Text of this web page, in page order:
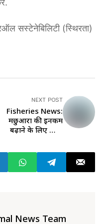
सस्टेनेबिलिटी (स्थिरता)
NEXT POST
Fisheries News:
मछुआरों की इनकम
बढ़ाने के लिए जाल
News Team